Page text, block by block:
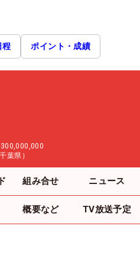
程 ポイント・成績
葉県）
組み合せ ニュース
概要など TV放送予定